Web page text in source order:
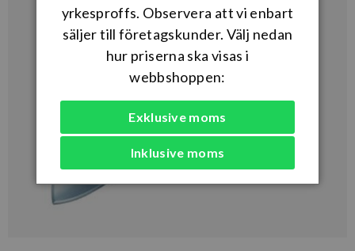
yrkesproffs. Observera att vi enbart
säljer till företagskunder. Välj nedan
hur priserna ska visas i
webbshoppen:
Exklusive moms
Inklusive moms